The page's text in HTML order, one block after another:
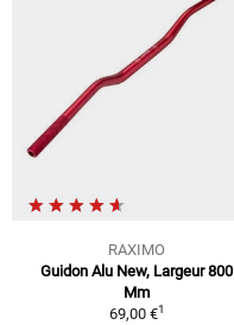
RAXIMO
Guidon Alu New, Largeur 800
Mm
69,00 €1